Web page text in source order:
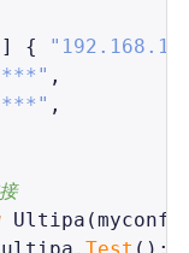
{
,
,
Ultipa (